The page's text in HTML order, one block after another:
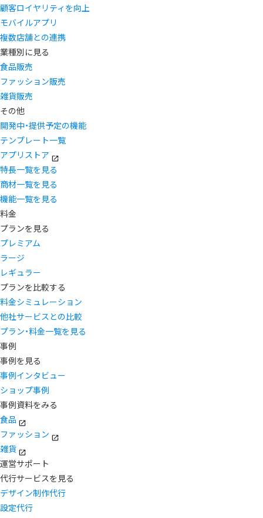
顧客ロイヤリティを向上
モバイルアプリ
複数店舗との連携
業種別に見る
食品販売
ファッション販売
雑貨販売
その他
開発中・提供予定の機能
テンプレート一覧
アプリストア
特長一覧を見る
商材一覧を見る
機能一覧を見る
料金
プランを見る
プレミアム
ラージ
レギュラー
プランを比較する
料金シミュレーション
他社サービスとの比較
プラン・料金一覧を見る
事例
事例を見る
事例インタビュー
ショップ事例
事例資料をみる
食品
ファッション
雑貨
運営サポート
代行サービスを見る
デザイン制作代行
設定代行